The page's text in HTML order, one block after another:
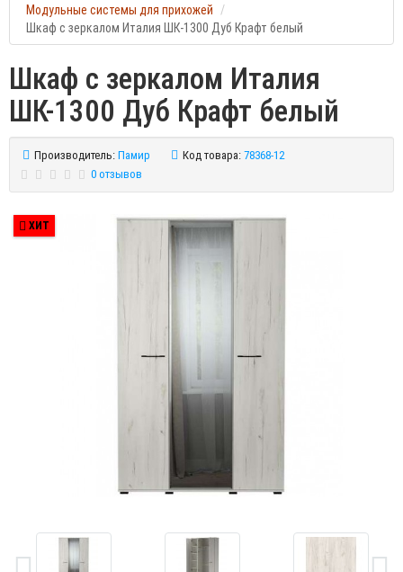
Модульные системы для прихожей
Шкаф с зеркалом Италия ШК-1300 Дуб Крафт белый
Шкаф с зеркалом Италия
ШК-1300 Дуб Крафт белый
Производитель: Памир Код товара: 78368-12
0 отзывов
ХИТ